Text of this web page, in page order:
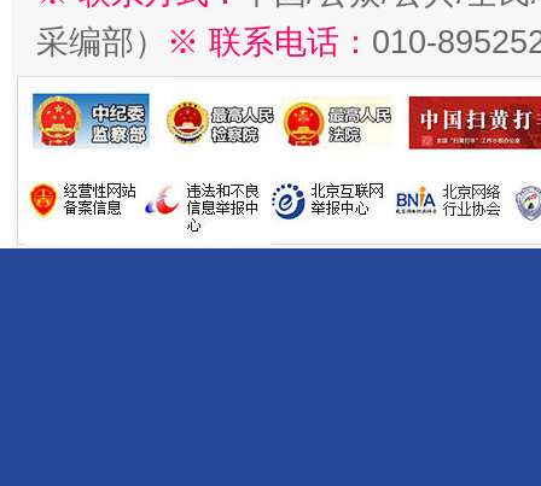
采编部） ※ 联系电话： 010-